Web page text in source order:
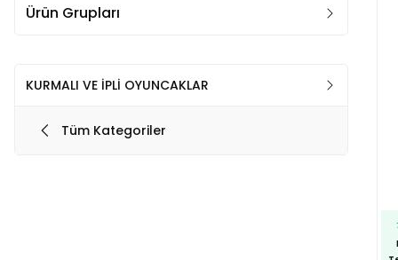
Ürün Grupları
KURMALI VE İPLİ OYUNCAKLAR
Tüm Kategoriler